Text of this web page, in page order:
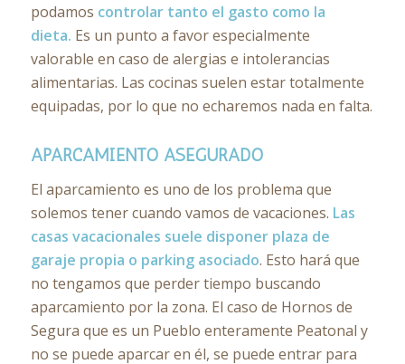
podamos controlar tanto el gasto como la
dieta. Es un punto a favor especialmente
valorable en caso de alergias e intolerancias
alimentarias. Las cocinas suelen estar totalmente
equipadas, por lo que no echaremos nada en falta.
APARCAMIENTO ASEGURADO
El aparcamiento es uno de los problema que
solemos tener cuando vamos de vacaciones. Las
casas vacacionales suele disponer plaza de
garaje propia o parking asociado. Esto hará que
no tengamos que perder tiempo buscando
aparcamiento por la zona. El caso de Hornos de
Segura que es un Pueblo enteramente Peatonal y
no se puede aparcar en él, se puede entrar para